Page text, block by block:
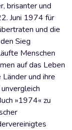
brisanter und
Juni 1974 für
und die
Sieg
Menschen
auf das Leben
und ihre
»1974« zu